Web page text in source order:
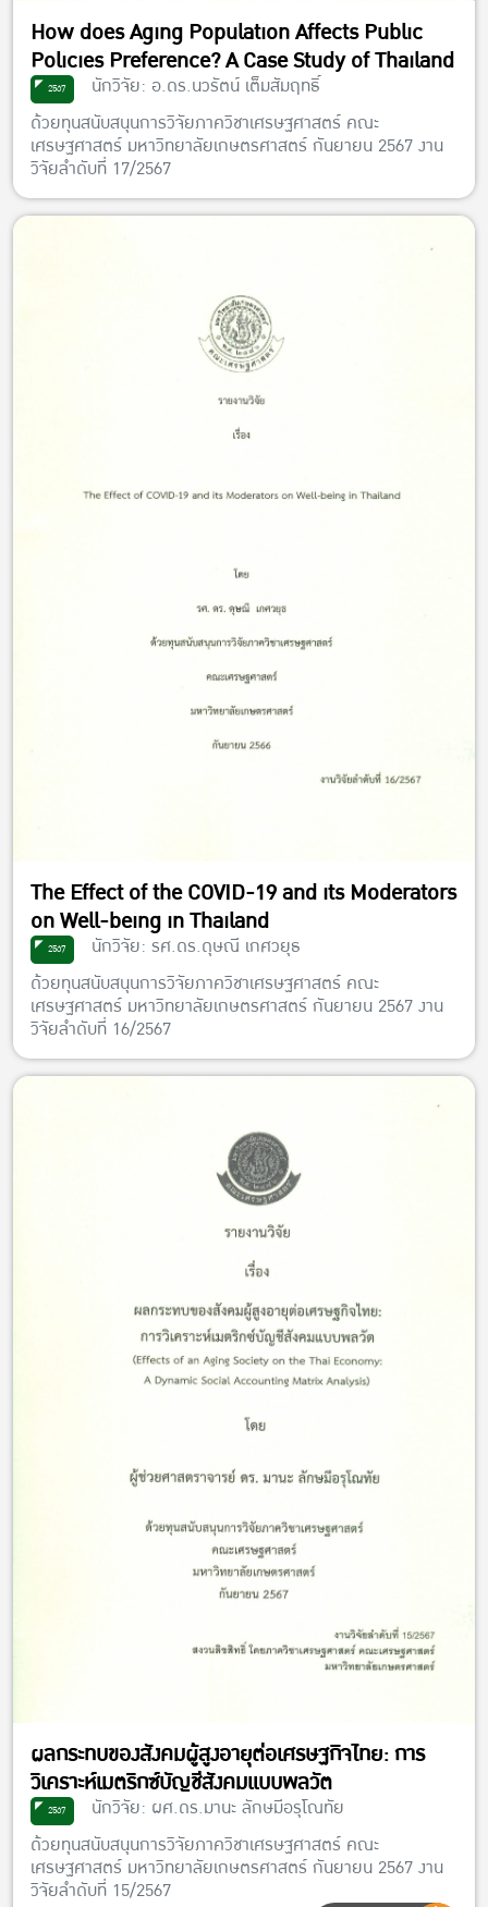
How does Aging Population Affects Public
Policies Preference? A Case Study of Thailand
2567
นักวิจัย: อ.ดร.นวรัตน์ เต็มสัมฤทธิ์
ด้วยทุนสนับสนุนการวิจัยภาควิชาเศรษฐศาสตร์ คณะ
เศรษฐศาสตร์ มหาวิทยาลัยเกษตรศาสตร์ กันยายน 2567 งาน
วิจัยลำดับที่ 17/2567
The Effect of the COVID-19 and its Moderators
on Well-being in Thailand
2567
นักวิจัย: รศ.ดร.ดุษณี เกศวยุธ
ด้วยทุนสนับสนุนการวิจัยภาควิชาเศรษฐศาสตร์ คณะ
เศรษฐศาสตร์ มหาวิทยาลัยเกษตรศาสตร์ กันยายน 2567 งาน
วิจัยลำดับที่ 16/2567
ผลกระทบของสังคมผู้สูงอายุต่อเศรษฐกิจไทย: การ
วิเคราะห์เมตริกซ์บัญชีสังคมแบบพลวัต
2567
นักวิจัย: ผศ.ดร.มานะ ลักษมีอรุโณทัย
ด้วยทุนสนับสนุนการวิจัยภาควิชาเศรษฐศาสตร์ คณะ
เศรษฐศาสตร์ มหาวิทยาลัยเกษตรศาสตร์ กันยายน 2567 งาน
วิจัยลำดับที่ 15/2567